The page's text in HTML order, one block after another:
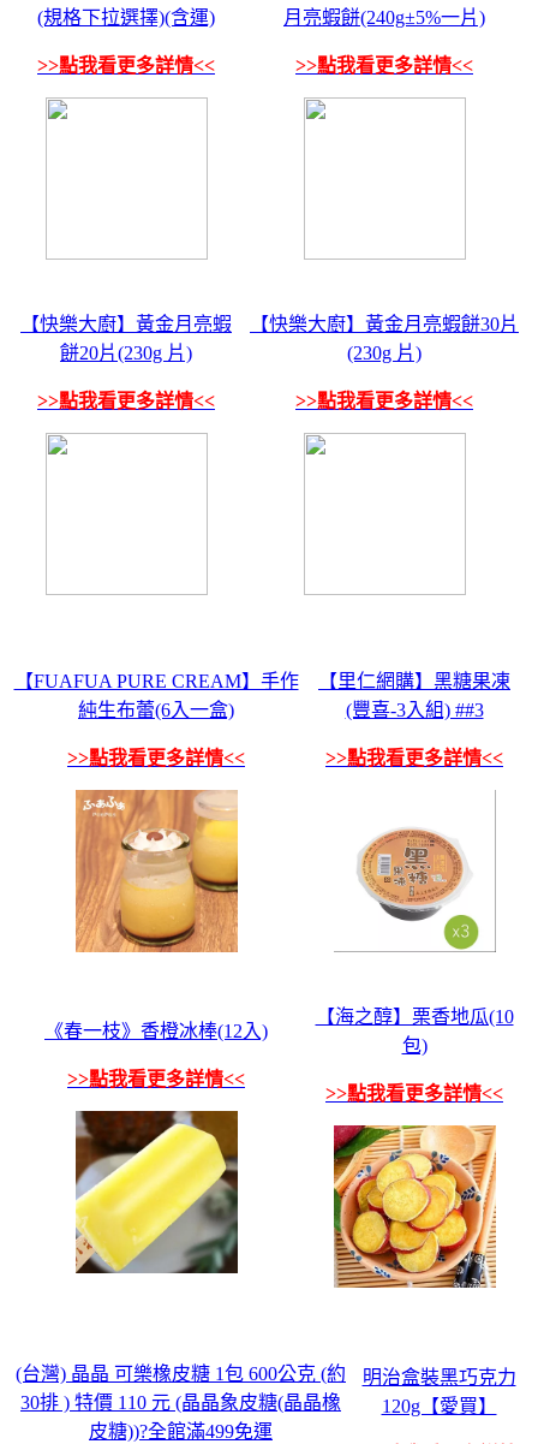
(規格下拉選擇)(含運)
>>點我看更多詳情<<
月亮蝦餅(240g±5%一片)
>>點我看更多詳情<<
【快樂大廚】黃金月亮蝦
餅20片(230g 片)
>>點我看更多詳情<<
【快樂大廚】黃金月亮蝦餅30片
(230g 片)
>>點我看更多詳情<<
【FUAFUA PURE CREAM】手作
純生布蕾(6入一盒)
>>點我看更多詳情<<
【里仁網購】黑糖果凍
(豐喜-3入組) ##3
>>點我看更多詳情<<
《春一枝》香橙冰棒(12入)
>>點我看更多詳情<<
【海之醇】栗香地瓜(10
包)
>>點我看更多詳情<<
(台灣) 晶晶 可樂橡皮糖 1包 600公克 (約
30排 ) 特價 110 元 (晶晶象皮糖(晶晶橡
皮糖))?全館滿499免運
明治盒裝黑巧克力
120g【愛買】